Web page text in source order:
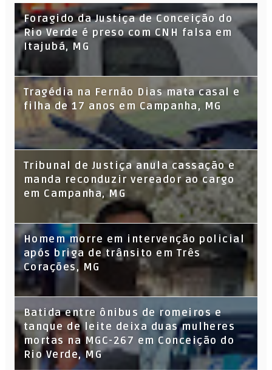
Foragido da Justiça de Conceição do
Rio Verde é preso com CNH falsa em
Itajubá, MG
Tragédia na Fernão Dias mata casal e
filha de 17 anos em Campanha, MG
Tribunal de Justiça anula cassação e
manda reconduzir vereador ao cargo
em Campanha, MG
Homem morre em intervenção policial
após briga de trânsito em Três
Corações, MG
Batida entre ônibus de romeiros e
tanque de leite deixa duas mulheres
mortas na MGC-267 em Conceição do
Rio Verde, MG